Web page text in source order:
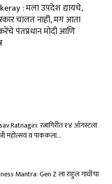
: मला उपदेश द्यायचे,
चालत नाही, मग आता
पंतप्रधान मोदी आणि
Ratnagiri: रत्नागिरीत १४ ऑगस्टला
महोत्सव व पाककला...
Mantra: Gen Z ला राहुल गांधींचा